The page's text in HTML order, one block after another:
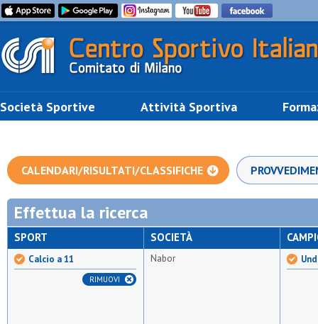
Società Sportive Attività Sportiva
CALENDARI/RISULTATI/CLASSIFICHE
Effettua la ricerca
SPORT
Calcio a 11
RIMUOVI
SOCIETÀ
Nabor